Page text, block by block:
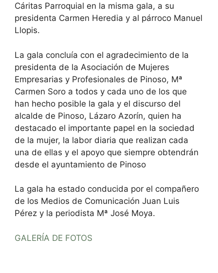
Cáritas Parroquial en la misma gala, a su
presidenta Carmen Heredia y al párroco Manuel
Llopis.
La gala concluía con el agradecimiento de la
presidenta de la Asociación de Mujeres
Empresarias y Profesionales de Pinoso, Mª
Carmen Soro a todos y cada uno de los que
han hecho posible la gala y el discurso del
alcalde de Pinoso, Lázaro Azorín, quien ha
destacado el importante papel en la sociedad
de la mujer, la labor diaria que realizan cada
una de ellas y el apoyo que siempre obtendrán
desde el ayuntamiento de Pinoso
La gala ha estado conducida por el compañero
de los Medios de Comunicación Juan Luis
Pérez y la periodista Mª José Moya.
GALERÍA DE FOTOS